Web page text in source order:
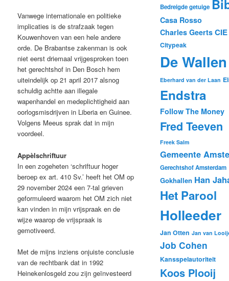
Vanwege internationale en politieke
implicaties is de strafzaak tegen
Kouwenhoven van een hele andere
orde. De Brabantse zakenman is ook
niet eerst driemaal vrijgesproken toen
het gerechtshof in Den Bosch hem
uiteindelijk op 21 april 2017 alsnog
schuldig achtte aan illegale
wapenhandel en medeplichtigheid aan
oorlogsmisdrijven in Liberia en Guinee.
Volgens Meeus sprak dat in mijn
voordeel.
Appèlschriftuur
In een zogeheten ‘schriftuur hoger
beroep ex art. 410 Sv.’ heeft het OM op
29 november 2024 een 7-tal grieven
geformuleerd waarom het OM zich niet
kan vinden in mijn vrijspraak en de
wijze waarop de vrijspraak is
gemotiveerd.
Met de mijns inziens onjuiste conclusie
van de rechtbank dat in 1992
Heinekenlosgeld zou zijn geïnvesteerd
Bedreigde getuige
Casa Rosso
Charles Geerts CIE
Citypeak
De Wallen
Eberhard van der Laan
Endstra
Follow The Money
Fred Teeven
Freek Salm
Gemeente
Gerechtshof Amsterdam
Gokhallen Han
Het Parool
Holleeder
Jan Otten Jan van
Job Cohen
Kansspelautoriteit
Koos Plooij